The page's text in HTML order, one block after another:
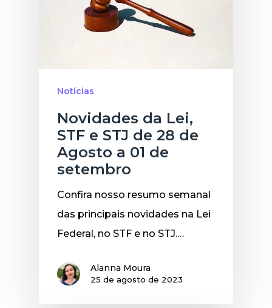
Notícias
Novidades da Lei,
STF e STJ de 28 de
Agosto a 01 de
setembro
Confira nosso resumo semanal
das principais novidades na Lei
Federal, no STF e no STJ.…
Alanna Moura
25 de agosto de 2023